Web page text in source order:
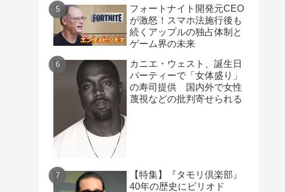
フォートナイト開発元CEO
が激怒！スマホ法施行後も
続くアップルの独占体制と
ゲーム界の未来
カニエ・ウェスト、誕生日
パーティーで「女体盛り」
の寿司提供 国内外で女性
蔑視などの批判寄せられる
【特集】『タモリ倶楽部』
40年の歴史にピリオド